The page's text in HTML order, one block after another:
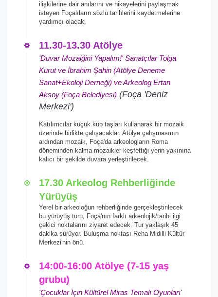
ilişkilerine dair anılarını ve hikayelerini paylaşmak
isteyen Foçalıların sözlü tarihlerini kaydetmelerine
yardımcı olacak.
11.30-13.30 Atölye
'Duvar Mozaiğini Yapalım!' Sanatçılar Tolga
Kurut ve İbrahim Şahin (Atölye Deneme
Sanat+Ekoloji Derneği) ve Arkeolog Ertan
Aksoy (Foça Belediyesi) (Foça 'Deniz
Merkezi')
Katılımcılar küçük küp taşları kullanarak bir mozaik
üzerinde birlikte çalışacaklar. Atölye çalışmasının
ardından mozaik, Foça'da arkeologların Roma
döneminden kalma mozaikler keşfettiği yerin yakınına
kalıcı bir şekilde duvara yerleştirilecek.
17.30 Arkeolog Rehberliğinde
Yürüyüş
Yerel bir arkeoloğun rehberliğinde gerçekleştirilecek
bu yürüyüş turu, Foça'nın farklı arkeolojik/tarihi ilgi
çekici noktalarını ziyaret edecek. Tur yaklaşık 45
dakika sürüyor. Buluşma noktası Reha Midilli Kültür
Merkezi'nin önü.
14:00-16:00 Atölye (7-15 yaş
grubu)
'Çocuklar İçin Kültürel Miras Temalı Oyunları'